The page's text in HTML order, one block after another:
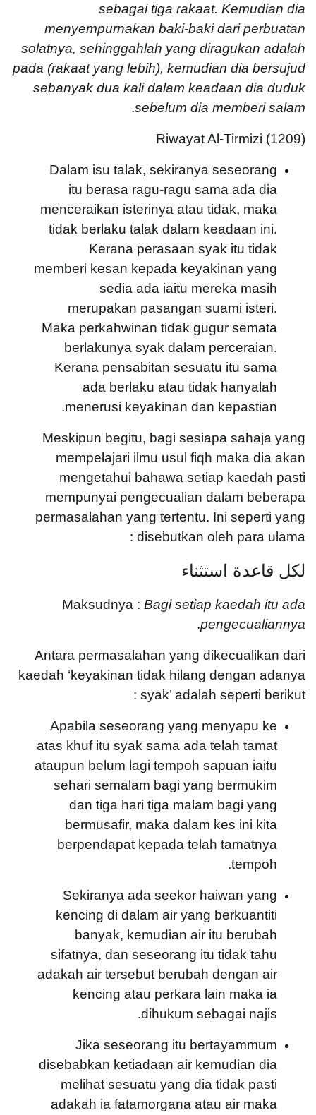
sebagai tiga rakaat. Kemudian dia
menyempurnakan baki-baki dari perbuatan
solatnya, sehinggahlah yang diragukan adalah
pada (rakaat yang lebih), kemudian dia bersujud
sebanyak dua kali dalam keadaan dia duduk
sebelum dia memberi salam
.
Riwayat Al-Tirmizi (1209)
Dalam isu talak, sekiranya seseorang
itu berasa ragu-ragu sama ada dia
menceraikan isterinya atau tidak, maka
tidak berlaku talak dalam keadaan ini.
Kerana perasaan syak itu tidak
memberi kesan kepada keyakinan yang
sedia ada iaitu mereka masih
merupakan pasangan suami isteri.
Maka perkahwinan tidak gugur semata
berlakunya syak dalam perceraian.
Kerana pensabitan sesuatu itu sama
ada berlaku atau tidak hanyalah
menerusi keyakinan dan kepastian.
Meskipun begitu, bagi sesiapa sahaja yang
mempelajari ilmu usul fiqh maka dia akan
mengetahui bahawa setiap kaedah pasti
mempunyai pengecualian dalam beberapa
permasalahan yang tertentu. Ini seperti yang
disebutkan oleh para ulama :
لكل قاعدة استثناء
Maksudnya : Bagi setiap kaedah itu ada
pengecualiannya
.
Antara permasalahan yang dikecualikan dari
kaedah ‘keyakinan tidak hilang dengan adanya
syak’ adalah seperti berikut :
Apabila seseorang yang menyapu ke
atas khuf itu syak sama ada telah tamat
ataupun belum lagi tempoh sapuan iaitu
sehari semalam bagi yang bermukim
dan tiga hari tiga malam bagi yang
bermusafir, maka dalam kes ini kita
berpendapat kepada telah tamatnya
tempoh.
Sekiranya ada seekor haiwan yang
kencing di dalam air yang berkuantiti
banyak, kemudian air itu berubah
sifatnya, dan seseorang itu tidak tahu
adakah air tersebut berubah dengan air
kencing atau perkara lain maka ia
dihukum sebagai najis.
Jika seseorang itu bertayammum
disebabkan ketiadaan air kemudian dia
melihat sesuatu yang dia tidak pasti
adakah ia fatamorgana atau air maka